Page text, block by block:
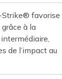
Strike® favorise
à la
de l’impact au